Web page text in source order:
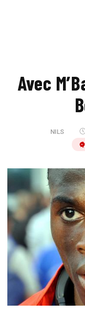
Avec
NILS